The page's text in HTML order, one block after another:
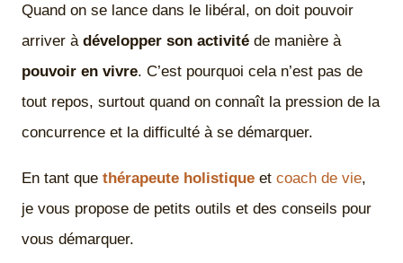
Quand on se lance dans le libéral, on doit pouvoir
arriver à développer son activité de manière à
pouvoir en vivre. C’est pourquoi cela n’est pas de
tout repos, surtout quand on connaît la pression de la
concurrence et la difficulté à se démarquer.
En tant que thérapeute holistique et coach de vie,
je vous propose de petits outils et des conseils pour
vous démarquer.